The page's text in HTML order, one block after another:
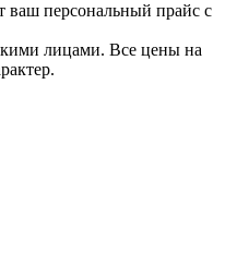
ваш персональный прайс с
лицами. Все цены на